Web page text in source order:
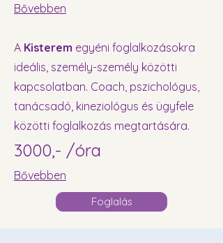
Bővebben
A Kisterem egyéni foglalkozásokra
ideális, személy-személy közötti
kapcsolatban. Coach, pszichológus,
tanácsadó, kineziológus és ügyfele
közötti foglalkozás megtartására.
3000,- /óra
Bővebben
Foglalás